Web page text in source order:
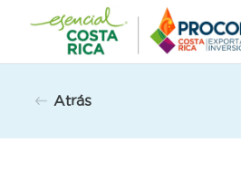
contenido
Atrás